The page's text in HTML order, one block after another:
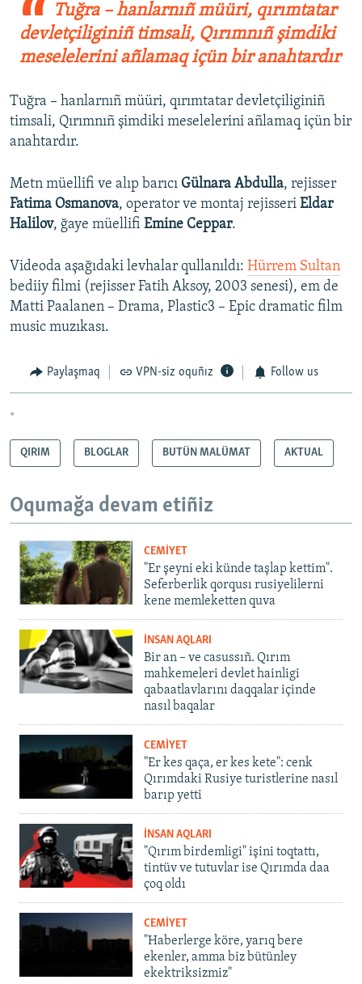
Tuğra – hanlarnıñ müüri, qırımtatar
devletçiliginiñ timsali, Qırımnıñ şimdiki
meselelerini añlamaq içün bir anahtardır
Tuğra – hanlarnıñ müüri, qırımtatar devletçiliginiñ
timsali, Qırımnıñ şimdiki meselelerini añlamaq içün bir
anahtardır.
Metn müellifi ve alıp barıcı Gülnara Abdulla, rejisser
Fatima Osmanova, operator ve montaj rejisseri Eldar
Halilov, ğaye müellifi Emine Ceppar.
Videoda aşağıdaki levhalar qullanıldı: Hürrem Sultan
bediiy filmi (rejisser Fatih Aksoy, 2003 senesi), em de
Matti Paalanen – Drama, Plastic3 – Epic dramatic film
music muzıkası.
Paylaşmaq VPN-siz oquñız Follow us
*
QIRIM BLOGLAR BUTÜN MALÜMAT AKTUAL
Oqumağa devam etiñiz
CEMİYET
"Er şeyni eki künde taşlap kettim".
Seferberlik qorqusı rusiyelilerni
kene memleketten quva
İNSAN AQLARI
Bir an – ve casussıñ. Qırım
mahkemeleri devlet hainligi
qabaatlavlarını daqqalar içinde
nasıl baqalar
CEMİYET
"Er kes qaça, er kes kete": cenk
Qırımdaki Rusiye turistlerine nasıl
barıp yetti
İNSAN AQLARI
"Qırım birdemligi" işini toqtattı,
tintüv ve tutuvlar ise Qırımda daa
çoq oldı
CEMİYET
"Haberlerge köre, yarıq bere
ekenler, amma biz bütünley
ekektriksizmiz"